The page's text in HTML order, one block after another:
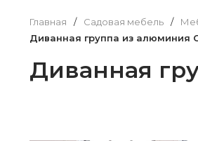
Главная / Садовая мебель /
Диванная группа из алюминия
Диванная